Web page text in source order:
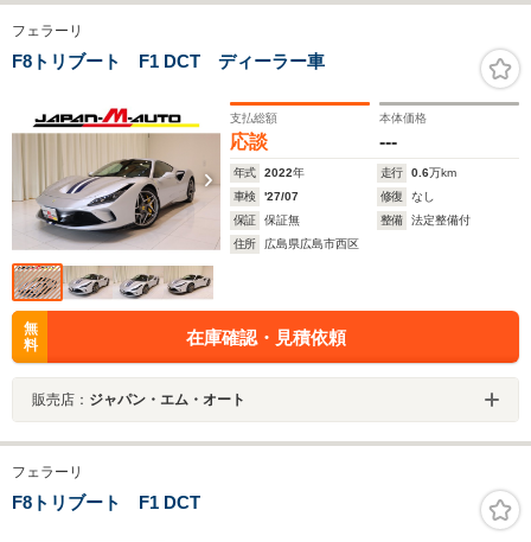
フェラーリ
F8トリブート F1 DCT ディーラー車
支払総額
応談
本体価格
---
年式 2022年 走行 0.6万km
車検
'27/07 修復
なし
保証
保証無 整備
法定整備付
住所
広島県広島市西区
無
料
在庫確認・見積依頼
販売店： ジャパン・エム・オート
フェラーリ
F8トリブート F1 DCT